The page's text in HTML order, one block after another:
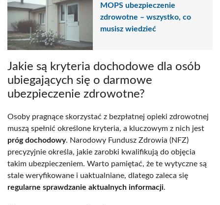
MOPS ubezpieczenie
zdrowotne – wszystko, co
musisz wiedzieć
Jakie są kryteria dochodowe dla osób
ubiegających się o darmowe
ubezpieczenie zdrowotne?
Osoby pragnące skorzystać z bezpłatnej opieki zdrowotnej
muszą spełnić określone kryteria, a kluczowym z nich jest
próg dochodowy. Narodowy Fundusz Zdrowia (NFZ)
precyzyjnie określa, jakie zarobki kwalifikują do objęcia
takim ubezpieczeniem. Warto pamiętać, że te wytyczne są
stale weryfikowane i uaktualniane, dlatego zaleca się
regularne sprawdzanie aktualnych informacji.